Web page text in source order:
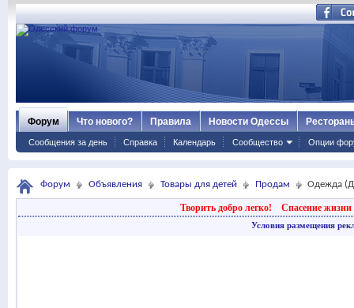
Форум
Сообщения за день Справка Календарь Сообщество Опции
Что нового? Правила Новости Одессы
Форум Объявления Товары для детей Продам Одежда
Творить добро легко! Спасение жизни
Условия размещения